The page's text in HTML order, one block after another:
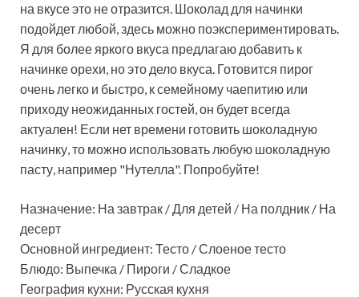
на вкусе это не отразится. Шоколад для начинки
подойдет любой, здесь можно поэкспериментировать.
Я для более яркого вкуса предлагаю добавить к
начинке орехи, но это дело вкуса. Готовится пирог
очень легко и быстро, к семейному чаепитию или
приходу неожиданных гостей, он будет всегда
актуален! Если нет времени готовить шоколадную
начинку, то можно использовать любую шоколадную
пасту, например "Нутелла". Попробуйте!
Назначение: На завтрак / Для детей / На полдник / На
десерт
Основной ингредиент: Тесто / Слоеное тесто
Блюдо: Выпечка / Пироги / Сладкое
География кухни: Русская кухня